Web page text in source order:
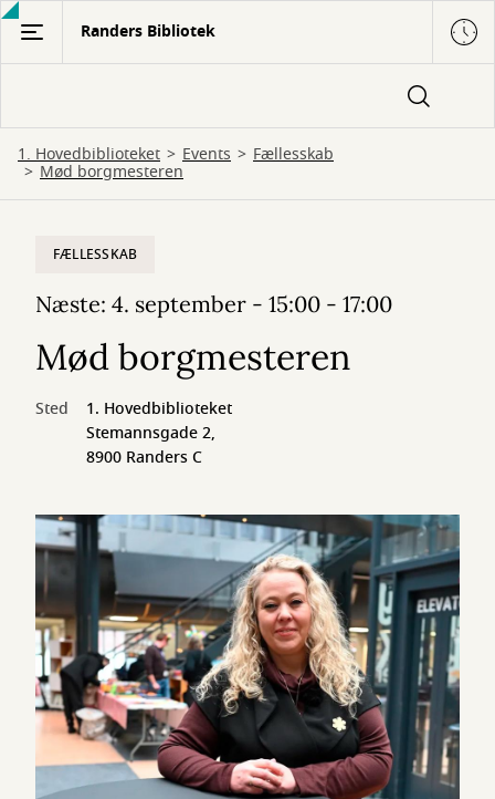
Gå
hovedindhold
Randers Bibliotek
1. Hovedbiblioteket Events Fællesskab
Mød borgmesteren
FÆLLESSKAB
Næste: 4. september - 15:00 - 17:00
Mød borgmesteren
Sted
1. Hovedbiblioteket
Stemannsgade 2,
8900 Randers C